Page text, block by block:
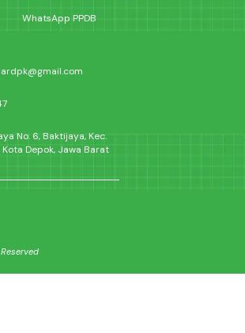
WhatsApp PPDB
No. 6, Baktijaya, Kec.
Kota Depok, Jawa Barat